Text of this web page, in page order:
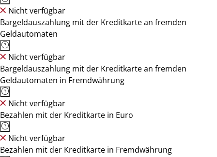
Nicht verfügbar
Bargeldauszahlung mit der Kreditkarte an fremden
Geldautomaten
Nicht verfügbar
Bargeldauszahlung mit der Kreditkarte an fremden
Geldautomaten in Fremdwährung
Nicht verfügbar
Bezahlen mit der Kreditkarte in Euro
Nicht verfügbar
Bezahlen mit der Kreditkarte in Fremdwährung